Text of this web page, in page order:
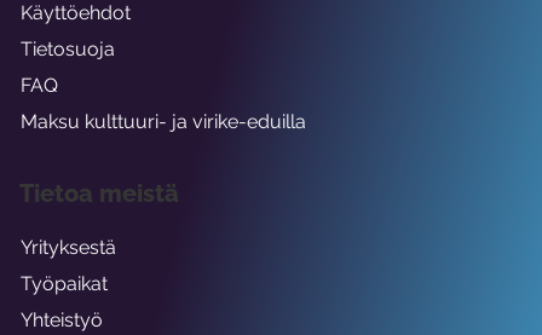
Käyttöehdot
Tietosuoja
FAQ
Maksu kulttuuri- ja virike-eduilla
Tietoa meistä
Yrityksestä
Työpaikat
Yhteistyö